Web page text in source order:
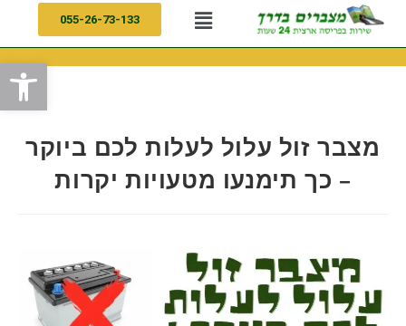
055-26-73-133
מצבר זול עלול לעלות לכם ביוקר
– כך תימנעו מטעויות יקרות